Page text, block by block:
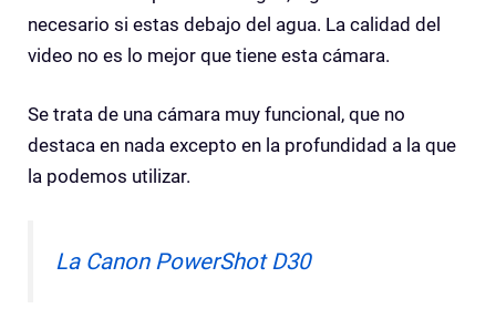
necesario si estas debajo del agua. La calidad del
video no es lo mejor que tiene esta cámara.
Se trata de una cámara muy funcional, que no
destaca en nada excepto en la profundidad a la que
la podemos utilizar.
La Canon PowerShot D30